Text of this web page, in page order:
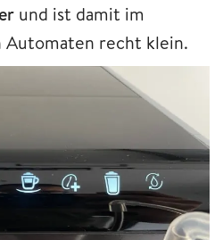
und ist damit im
Automaten recht klein.